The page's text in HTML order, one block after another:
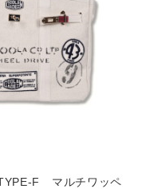
F マルチワッペ